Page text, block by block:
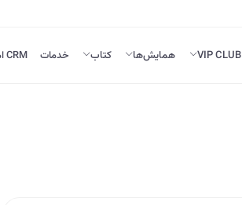
VIP CLUB همایش‌ها کتاب خدمات CRM املاک